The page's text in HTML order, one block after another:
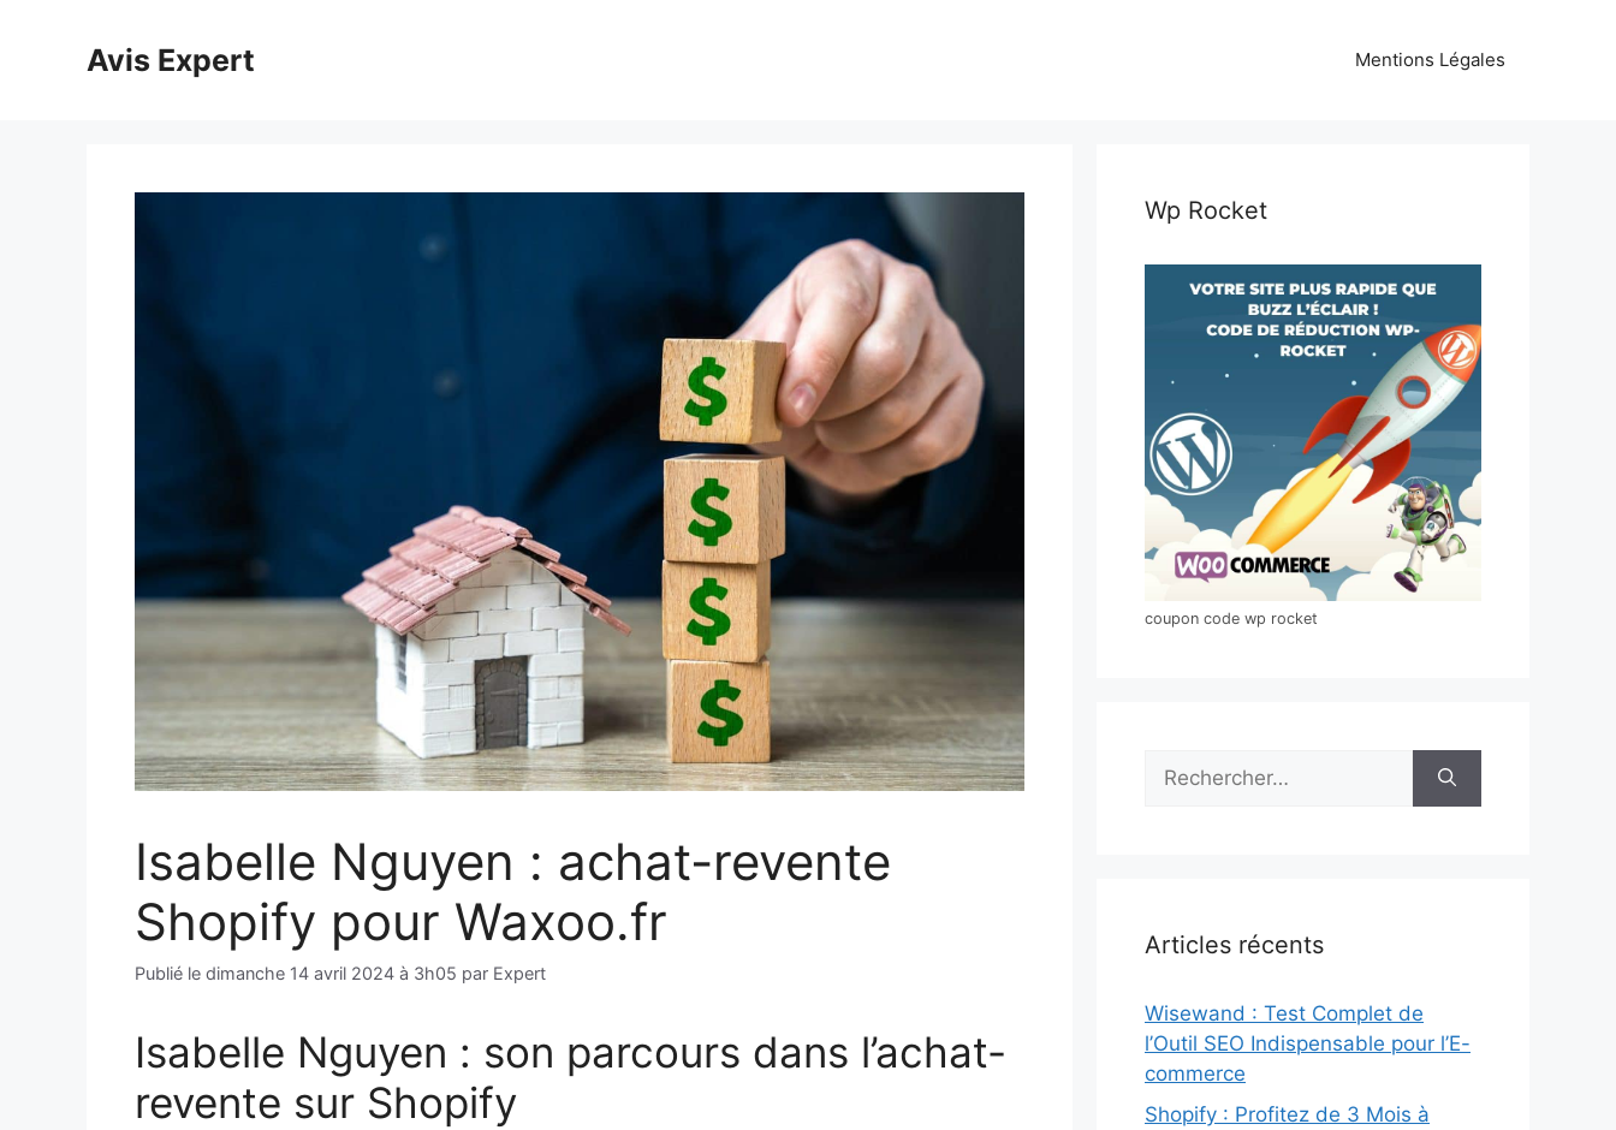
Avis Expert Mentions Légales
Isabelle Nguyen : achat-revente
Shopify pour Waxoo.fr
Publié le dimanche 14 avril 2024 à 3h05 par Expert
Isabelle Nguyen : son parcours dans l’achat-
revente sur Shopify
Wp Rocket
coupon code wp rocket
Rechercher :
Articles récents
Wisewand : Test Complet de
l’Outil SEO Indispensable pour l’E-
commerce
Shopify : Profitez de 3 Mois à